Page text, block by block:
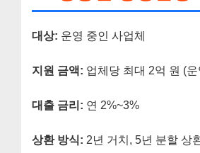
대상: 운영 중인 사업체
지원 금액: 업체당 최대 2억 원 (
대출 금리: 연 2%~3%
상환 방식: 2년 거치, 5년 분할 상